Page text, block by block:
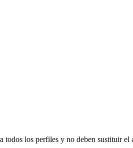
todos los perfiles y no deben sustituir